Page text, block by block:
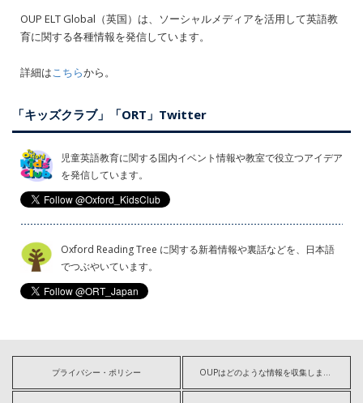
OUP ELT Global（英国）は、ソーシャルメディアを活用して英語教
育に関する各種情報を発信しています。
詳細はこちらから。
「キッズクラブ」「ORT」Twitter
児童英語教育に関する国内イベント情報や教室で役立つアイデア
を発信しています。
Oxford Reading Tree に関する新着情報や裏話などを、日本語
でつぶやいています。
プライバシー・ポリシー OUPはどのような情報を収集しますか?